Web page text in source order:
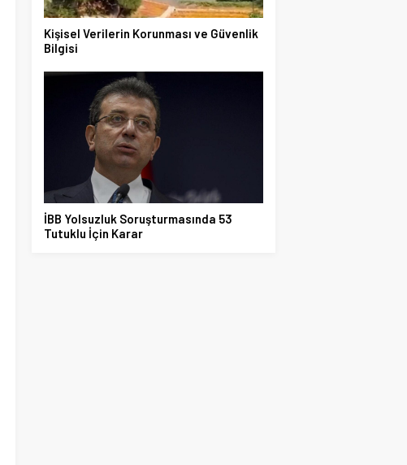
Kişisel Verilerin Korunması ve Güvenlik
Bilgisi
İBB Yolsuzluk Soruşturmasında 53
Tutuklu İçin Karar